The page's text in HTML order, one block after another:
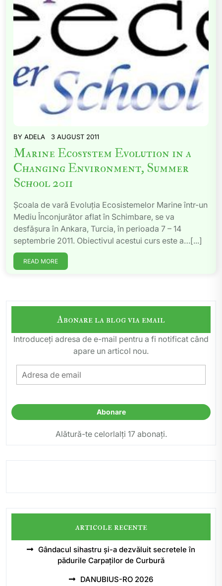
BY ADELA 3 AUGUST 2011
Marine Ecosystem Evolution in a
Changing Environment, Summer
School 2011
Şcoala de vară Evoluţia Ecosistemelor Marine într-un
Mediu Înconjurător aflat în Schimbare, se va
desfăşura în Ankara, Turcia, în perioada 7 – 14
septembrie 2011. Obiectivul acestui curs este a…[...]
READ MORE
Abonare la blog via email
Introduceți adresa de e-mail pentru a fi notificat când
apare un articol nou.
Adresa
de
Abonare
Alătură-te celorlalți 17 abonați.
articole recente
Gândacul sihastru și-a dezvăluit secretele în
pădurile Carpaților de Curbură
DANUBIUS-RO 2026